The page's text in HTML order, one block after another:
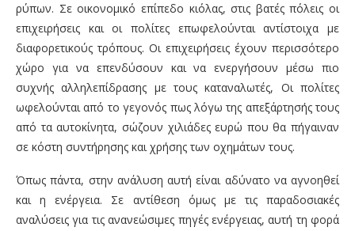
ρύπων. Σε οικονομικό επίπεδο κιόλας, στις βατές πόλεις οι
επιχειρήσεις και οι πολίτες επωφελούνται αντίστοιχα με
διαφορετικούς τρόπους. Οι επιχειρήσεις έχουν περισσότερο
χώρο για να επενδύσουν και να ενεργήσουν μέσω πιο
συχνής αλληλεπίδρασης με τους καταναλωτές, Οι πολίτες
ωφελούνται από το γεγονός πως λόγω της απεξάρτησής τους
από τα αυτοκίνητα, σώζουν χιλιάδες ευρώ που θα πήγαιναν
σε κόστη συντήρησης και χρήσης των οχημάτων τους.
Όπως πάντα, στην ανάλυση αυτή είναι αδύνατο να αγνοηθεί
και η ενέργεια. Σε αντίθεση όμως με τις παραδοσιακές
αναλύσεις για τις ανανεώσιμες πηγές ενέργειας, αυτή τη φορά